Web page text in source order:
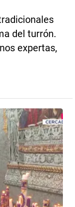
del turrón.
expertas,